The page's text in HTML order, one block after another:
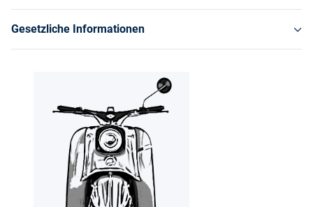
Gesetzliche Informationen